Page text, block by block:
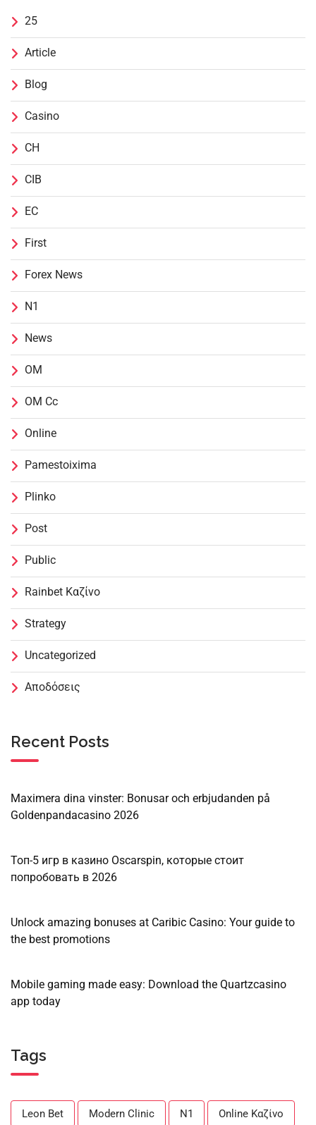
25
Article
Blog
Casino
CH
CIB
EC
First
Forex News
N1
News
OM
OM Cc
Online
Pamestoixima
Plinko
Post
Public
Rainbet Καζίνο
Strategy
Uncategorized
Αποδόσεις
Recent Posts
Maximera dina vinster: Bonusar och erbjudanden på
Goldenpandacasino 2026
Топ-5 игр в казино Oscarspin, которые стоит
попробовать в 2026
Unlock amazing bonuses at Caribic Casino: Your guide to
the best promotions
Mobile gaming made easy: Download the Quartzcasino
app today
Tags
Leon Bet Modern Clinic N1 Online Καζίνο